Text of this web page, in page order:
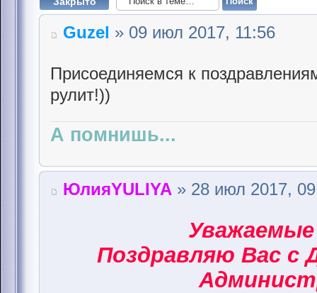
Guzel » 09 июл 2017, 11:56
Присоединяемся к
рулит!))
А помнишь...
ЮлияYULIYA » 28 июл 2017,
Поздравляю Вас с